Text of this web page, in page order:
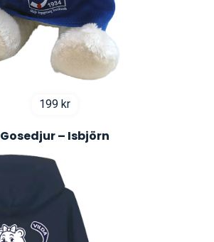
199 kr
Gosedjur – Isbjörn